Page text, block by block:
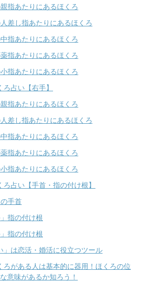
指あたりにあるほくろ
差し指あたりにあるほくろ
指あたりにあるほくろ
指あたりにあるほくろ
指あたりにあるほくろ
占い【右手】
指あたりにあるほくろ
差し指あたりにあるほくろ
指あたりにあるほくろ
指あたりにあるほくろ
指あたりにあるほくろ
ろ占い【手首・指の付け根】
手首
」指の付け根
」指の付け根
」は恋活・婚活に役立つツール
ろがある人は基本的に器用！ほくろの位
意味があるか知ろう！